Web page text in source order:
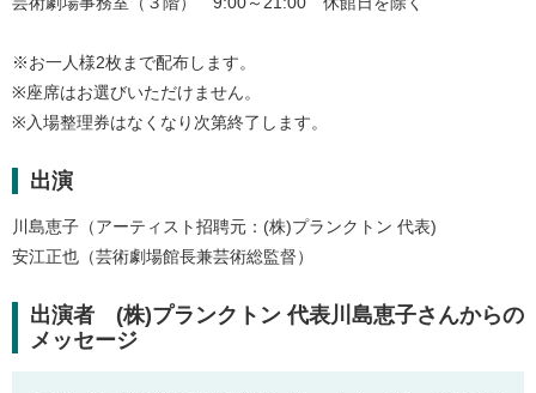
※お一人様2枚まで配布します。
※座席はお選びいただけません。
※入場整理券はなくなり次第終了します。
出演
川島恵子（アーティスト招聘元：(株)プランクトン 代表)
安江正也（芸術劇場館長兼芸術総監督）
出演者 (株)プランクトン 代表川島恵子さんからの
メッセージ